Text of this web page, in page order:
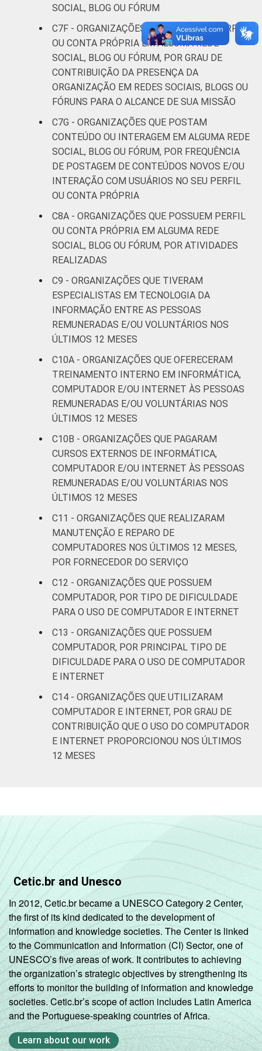
SOCIAL, BLOG OU FÓRUM
C7F - ORGANIZAÇÕES QUE POSSUEM PERFIL
OU CONTA PRÓPRIA EM ALGUMA REDE
SOCIAL, BLOG OU FÓRUM, POR GRAU DE
CONTRIBUIÇÃO DA PRESENÇA DA
ORGANIZAÇÃO EM REDES SOCIAIS, BLOGS OU
FÓRUNS PARA O ALCANCE DE SUA MISSÃO
C7G - ORGANIZAÇÕES QUE POSTAM
CONTEÚDO OU INTERAGEM EM ALGUMA REDE
SOCIAL, BLOG OU FÓRUM, POR FREQUÊNCIA
DE POSTAGEM DE CONTEÚDOS NOVOS E/OU
INTERAÇÃO COM USUÁRIOS NO SEU PERFIL
OU CONTA PRÓPRIA
C8A - ORGANIZAÇÕES QUE POSSUEM PERFIL
OU CONTA PRÓPRIA EM ALGUMA REDE
SOCIAL, BLOG OU FÓRUM, POR ATIVIDADES
REALIZADAS
C9 - ORGANIZAÇÕES QUE TIVERAM
ESPECIALISTAS EM TECNOLOGIA DA
INFORMAÇÃO ENTRE AS PESSOAS
REMUNERADAS E/OU VOLUNTÁRIOS NOS
ÚLTIMOS 12 MESES
C10A - ORGANIZAÇÕES QUE OFERECERAM
TREINAMENTO INTERNO EM INFORMÁTICA,
COMPUTADOR E/OU INTERNET ÀS PESSOAS
REMUNERADAS E/OU VOLUNTÁRIAS NOS
ÚLTIMOS 12 MESES
C10B - ORGANIZAÇÕES QUE PAGARAM
CURSOS EXTERNOS DE INFORMÁTICA,
COMPUTADOR E/OU INTERNET ÀS PESSOAS
REMUNERADAS E/OU VOLUNTÁRIAS NOS
ÚLTIMOS 12 MESES
C11 - ORGANIZAÇÕES QUE REALIZARAM
MANUTENÇÃO E REPARO DE
COMPUTADORES NOS ÚLTIMOS 12 MESES,
POR FORNECEDOR DO SERVIÇO
C12 - ORGANIZAÇÕES QUE POSSUEM
COMPUTADOR, POR TIPO DE DIFICULDADE
PARA O USO DE COMPUTADOR E INTERNET
C13 - ORGANIZAÇÕES QUE POSSUEM
COMPUTADOR, POR PRINCIPAL TIPO DE
DIFICULDADE PARA O USO DE COMPUTADOR
E INTERNET
C14 - ORGANIZAÇÕES QUE UTILIZARAM
COMPUTADOR E INTERNET, POR GRAU DE
CONTRIBUIÇÃO QUE O USO DO COMPUTADOR
E INTERNET PROPORCIONOU NOS ÚLTIMOS
12 MESES
Cetic.br and Unesco
In 2012, Cetic.br became a UNESCO Category 2 Center,
the first of its kind dedicated to the development of
information and knowledge societies. The Center is linked
to the Communication and Information (CI) Sector, one of
UNESCO’s five areas of work. It contributes to achieving
the organization’s strategic objectives by strengthening its
efforts to monitor the building of information and knowledge
societies. Cetic.br’s scope of action includes Latin America
and the Portuguese-speaking countries of Africa.
Learn about our work